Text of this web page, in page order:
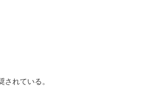
れている。